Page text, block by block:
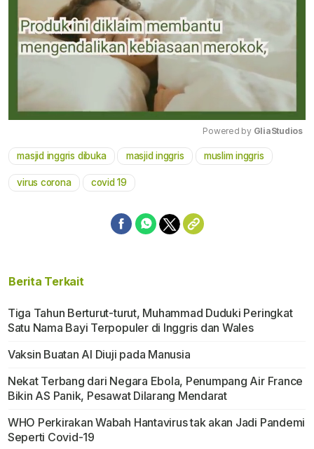
Mute
Powered by GliaStudios
masjid inggris dibuka masjid inggris muslim inggris
virus corona covid 19
Berita Terkait
Tiga Tahun Berturut-turut, Muhammad Duduki Peringkat
Satu Nama Bayi Terpopuler di Inggris dan Wales
Vaksin Buatan Al Diuji pada Manusia
Nekat Terbang dari Negara Ebola, Penumpang Air France
Bikin AS Panik, Pesawat Dilarang Mendarat
WHO Perkirakan Wabah Hantavirus tak akan Jadi Pandemi
Seperti Covid-19